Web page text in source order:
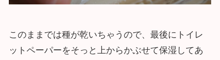
このままでは種が乾いちゃうので、最後にトイレ
ットペーパーをそっと上からかぶせて保湿してあ